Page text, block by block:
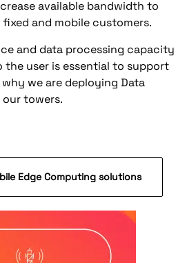
available bandwidth to
and mobile customers.
and data processing capacity
the user is essential to support
we are deploying Data
towers.
Edge Computing solutions